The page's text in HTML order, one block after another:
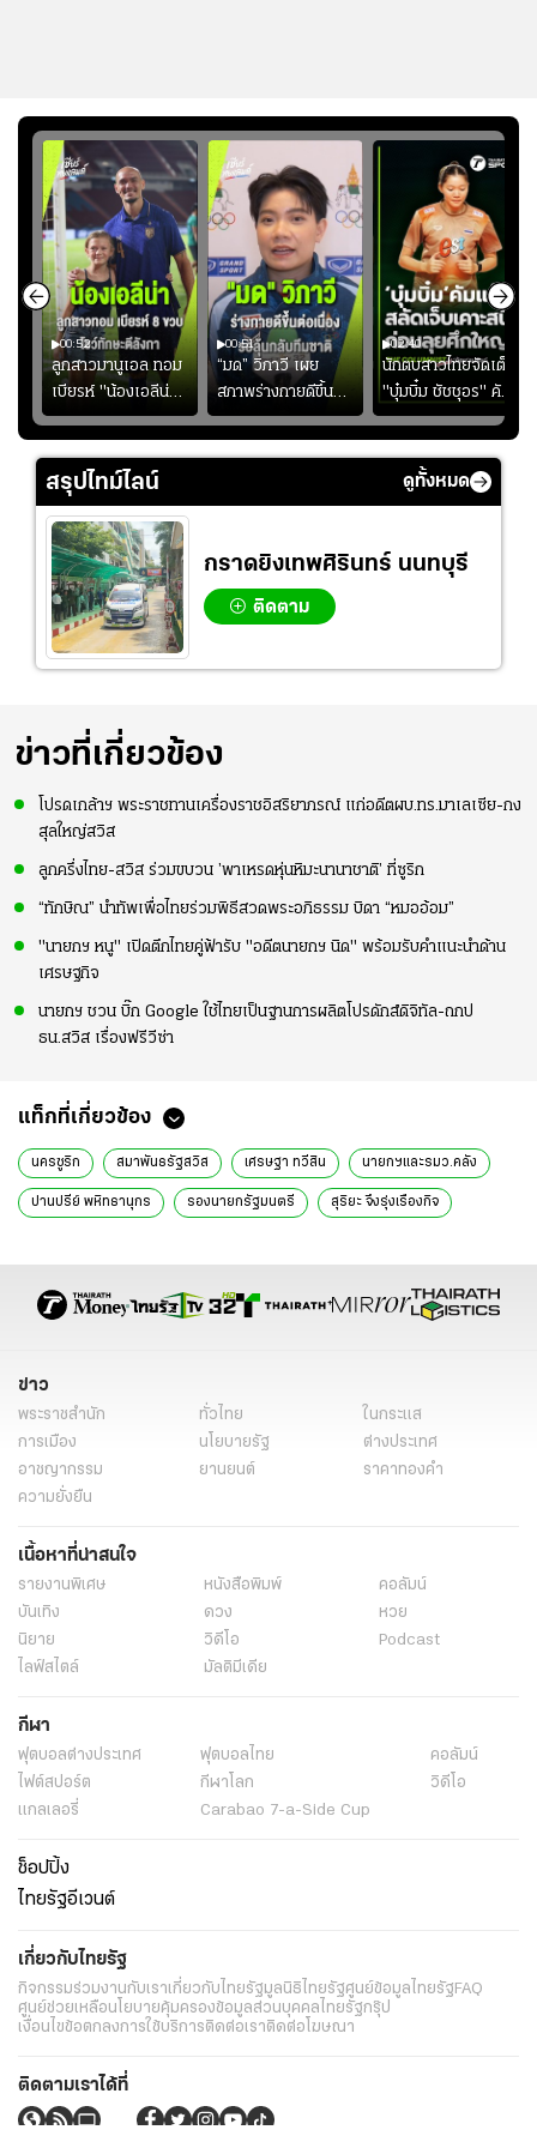
00:52
ลูกสาวมานูเอล ทอม
เบียรห์ "น้องเอลีน่า"
วัย 8 ขวบ โชว์ตี
ลังกาสุดพริ้ว
00:51
“มด” วิภาวี เผย
สภาพร่างกายดีขึ้น
อย่างต่อเนื่อง พร้อม
พยายามลงสนามให้
02:40
นักตบสาวไทยจัดเต็ม
"บุ๋มบิ๋ม ชัชชุอร" คัม
แบ็ก ศึก" SEA V
CUP 2026" เลก
สอง!!
สรุปไทม์ไลน์ ดูทั้งหมด
กราดยิงเทพศิรินทร์ นนทบุรี
ติดตาม
ข่าวที่เกี่ยวข้อง
โปรดเกล้าฯ พระราชทานเครื่องราชอิสริยาภรณ์ แก่อดีตผบ.ทร.มาเลเซีย-กง
สุลใหญ่สวิส
ลูกครึ่งไทย-สวิส ร่วมขบวน ’พาเหรดหุ่นหิมะนานาชาติ’ ที่ซูริก
“ทักษิณ” นำทัพเพื่อไทยร่วมพิธีสวดพระอภิธรรม บิดา “หมออ้อม”
"นายกฯ หนู" เปิดตึกไทยคู่ฟ้ารับ "อดีตนายกฯ นิด" พร้อมรับคำแนะนำด้าน
เศรษฐกิจ
นายกฯ ชวน บิ๊ก Google ใช้ไทยเป็นฐานการผลิตโปรดักส์ดิจิทัล-ถกป
ธน.สวิส เรื่องฟรีวีซ่า
แท็กที่เกี่ยวข้อง
นครซูริก สมาพันธรัฐสวิส เศรษฐา ทวีสิน นายกฯและรมว.คลัง
ปานปรีย์ พหิทธานุกร รองนายกรัฐมนตรี สุริยะ จึงรุ่งเรืองกิจ
ข่าววันนี้ เรื่องเด่น ข่าวทั่วไป
ข่าว
พระราชสำนัก ทั่วไทย
ในกระแส
การเมือง
นโยบายรัฐ
ต่างประเทศ
อาชญากรรม
ยานยนต์
ราคาทองคำ
ความยั่งยืน
เนื้อหาที่น่าสนใจ
รายงานพิเศษ หนังสือพิมพ์
คอลัมน์
บันเทิง
ดวง
หวย
นิยาย
วิดีโอ
Podcast
ไลฟ์สไตล์
มัลติมีเดีย
กีฬา
ฟุตบอลต่่างประเทศ ฟุตบอลไทย
คอลัมน์
ไฟต์สปอร์ต
กีฬาโลก
วิดีโอ
แกลเลอรี่
Carabao 7-a-Side Cup
ช็อปปิ้ง
ไทยรัฐอีเวนต์
เกี่ยวกับไทยรัฐ
กิจกรรมร่วมงานกับเราเกี่ยวกับไทยรัฐมูลนิธิไทยรัฐศูนย์ข้อมูลไทยรัฐFAQ
ศูนย์ช่วยเหลือนโยบายคุ้มครองข้อมูลส่วนบุคคลไทยรัฐกรุ๊ป
เงื่อนไขข้อตกลงการใช้บริการติดต่อเราติดต่อโฆษณา
ติดตามเราได้ที่